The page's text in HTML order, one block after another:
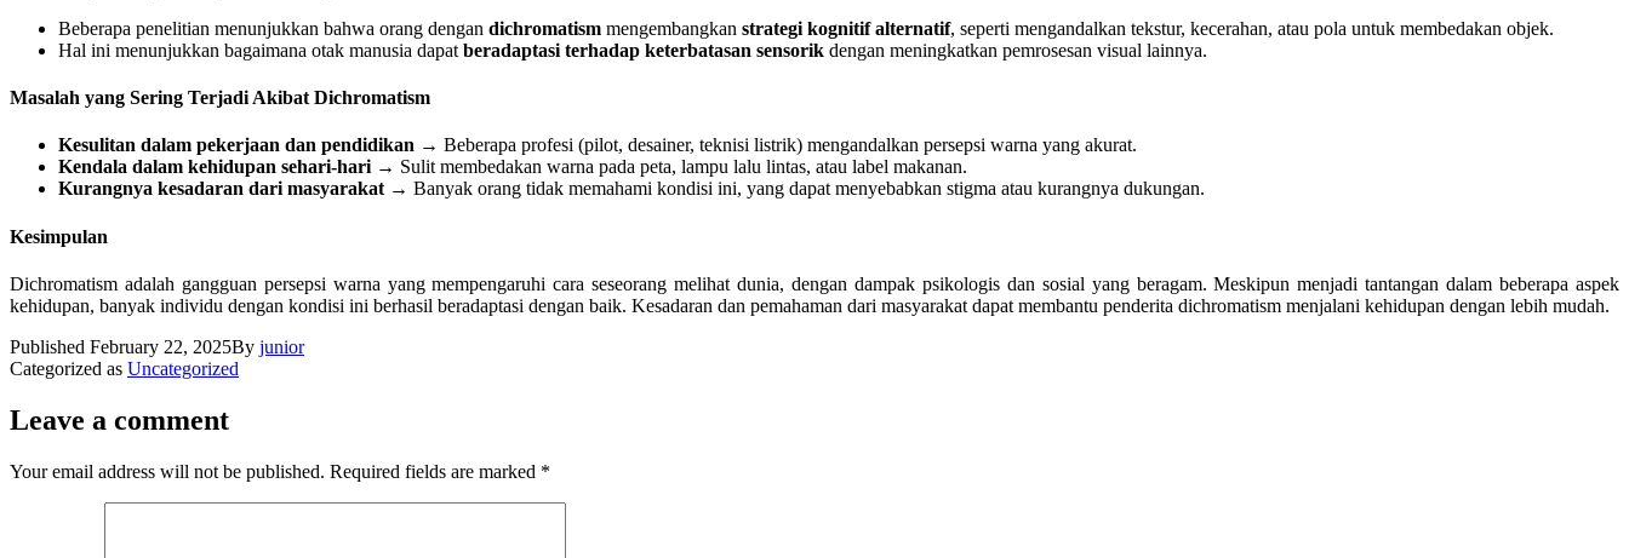
Beberapa penelitian menunjukkan bahwa orang dengan dichromatism mengembangkan strategi kognitif alternatif, seperti mengandalkan tekstur, kecerahan, atau pola untuk membedakan objek.
Hal ini menunjukkan bagaimana otak manusia dapat beradaptasi terhadap keterbatasan sensorik dengan meningkatkan pemrosesan visual lainnya.
Masalah yang Sering Terjadi Akibat Dichromatism
Kesulitan dalam pekerjaan dan pendidikan → Beberapa profesi (pilot, desainer, teknisi listrik) mengandalkan persepsi warna yang akurat.
Kendala dalam kehidupan sehari-hari→ Sulit membedakan warna pada peta, lampu lalu lintas, atau label makanan.
Kurangnya kesadaran dari masyarakat→ Banyak orang tidak memahami kondisi ini, yang dapat menyebabkan stigma atau kurangnya dukungan.
Kesimpulan
Dichromatism adalah gangguan persepsi warna yang mempengaruhi cara seseorang melihat dunia, dengan dampak psikologis dan sosial yang beragam. Meskipun menjadi tantangan dalam beberapa aspek
kehidupan, banyak individu dengan kondisi ini berhasil beradaptasi dengan baik. Kesadaran dan pemahaman dari masyarakat dapat membantu penderita dichromatism menjalani kehidupan dengan lebih mudah.
Published February 22, 2025By junior
Categorized as Uncategorized
Leave a comment
Your email address will not be published. Required fields are marked *